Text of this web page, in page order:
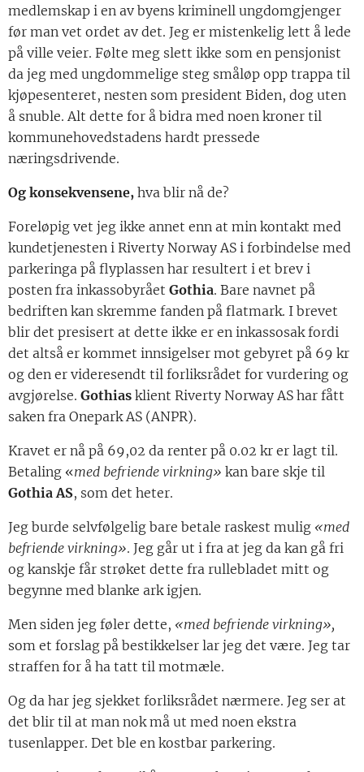
medlemskap i en av byens kriminell ungdomgjenger
før man vet ordet av det. Jeg er mistenkelig lett å lede
på ville veier. Følte meg slett ikke som en pensjonist
da jeg med ungdommelige steg småløp opp trappa til
kjøpesenteret, nesten som president Biden, dog uten
å snuble. Alt dette for å bidra med noen kroner til
kommunehovedstadens hardt pressede
næringsdrivende.
Og konsekvensene, hva blir nå de?
Foreløpig vet jeg ikke annet enn at min kontakt med
kundetjenesten i Riverty Norway AS i forbindelse med
parkeringa på flyplassen har resultert i et brev i
posten fra inkassobyrået Gothia. Bare navnet på
bedriften kan skremme fanden på flatmark. I brevet
blir det presisert at dette ikke er en inkassosak fordi
det altså er kommet innsigelser mot gebyret på 69 kr
og den er videresendt til forliksrådet for vurdering og
avgjørelse. Gothias klient Riverty Norway AS har fått
saken fra Onepark AS (ANPR).
Kravet er nå på 69,02 da renter på 0.02 kr er lagt til.
Betaling «med befriende virkning» kan bare skje til
Gothia AS, som det heter.
Jeg burde selvfølgelig bare betale raskest mulig «med
befriende virkning». Jeg går ut i fra at jeg da kan gå fri
og kanskje får strøket dette fra rullebladet mitt og
begynne med blanke ark igjen.
Men siden jeg føler dette, «med befriende virkning»,
som et forslag på bestikkelser lar jeg det være. Jeg tar
straffen for å ha tatt til motmæle.
Og da har jeg sjekket forliksrådet nærmere. Jeg ser at
det blir til at man nok må ut med noen ekstra
tusenlapper. Det ble en kostbar parkering.